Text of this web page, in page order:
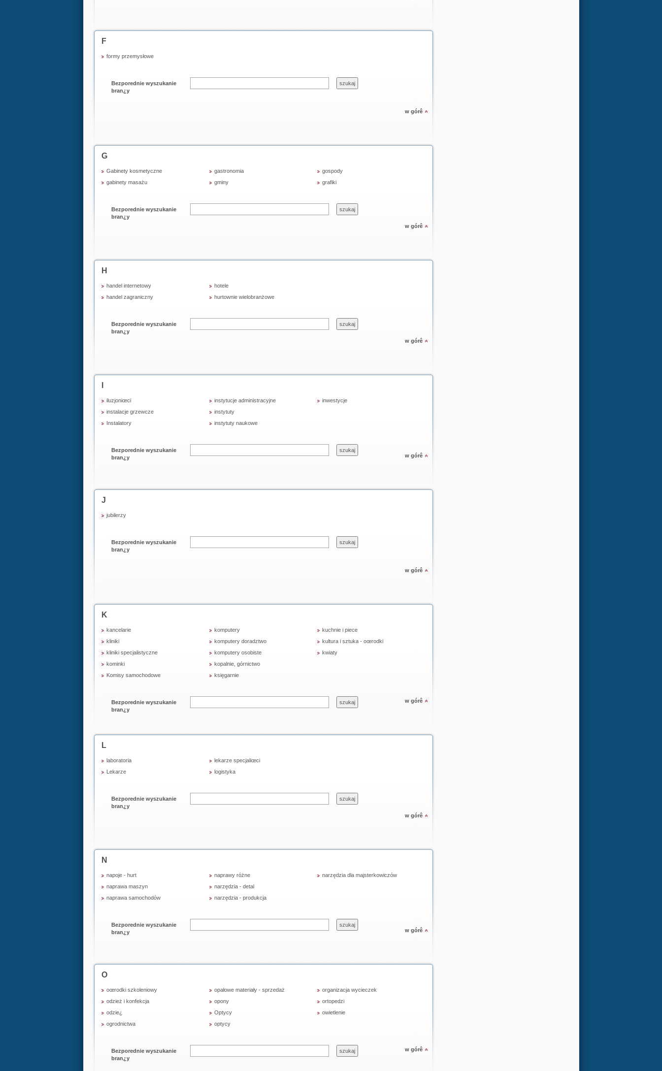
F
formy przemysłowe
w górê
Bezporednie wyszukanie
bran¿y
G
Gabinety kosmetyczne
gabinety masażu
gastronomia
gminy
gospody
grafiki
w górê
Bezporednie wyszukanie
bran¿y
H
handel internetowy
handel zagraniczny
hotele
hurtownie wielobranżowe
w górê
Bezporednie wyszukanie
bran¿y
iluzjoniœci
instalacje grzewcze
Instalatory
instytucje administracyjne
instytuty
instytuty naukowe
inwestycje
w górê
Bezporednie wyszukanie
bran¿y
J
jubilerzy
w górê
Bezporednie wyszukanie
bran¿y
K
kancelarie
kliniki
kliniki specjalistyczne
kominki
Komisy samochodowe
komputery
komputery doradztwo
komputery osobiste
kopalnie, górnictwo
księgarnie
kuchnie i piece
kultura i sztuka - oœrodki
kwiaty
w górê
Bezporednie wyszukanie
bran¿y
L
laboratoria
Lekarze
lekarze specjaliœci
logistyka
w górê
Bezporednie wyszukanie
bran¿y
N
napoje - hurt
naprawa maszyn
naprawa samochodów
naprawy różne
narzędzia - detal
narzędzia - produkcja
narzędzia dla majsterkowiczów
w górê
Bezporednie wyszukanie
bran¿y
O
oœrodki szkoleniowy
odzież i konfekcja
odzie¿
ogrodnictwa
opałowe materiały - sprzedaż
opony
Optycy
optycy
organizacja wycieczek
ortopedzi
owietlenie
w górê
Bezporednie wyszukanie
bran¿y